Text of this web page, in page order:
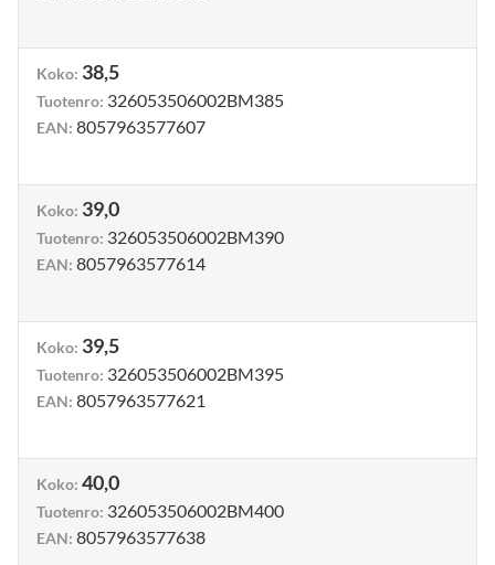
Koko: 38,5
Tuotenro: 326053506002BM385
EAN: 8057963577607
Koko: 39,0
Tuotenro: 326053506002BM390
EAN: 8057963577614
Koko: 39,5
Tuotenro: 326053506002BM395
EAN: 8057963577621
Koko: 40,0
Tuotenro: 326053506002BM400
EAN: 8057963577638